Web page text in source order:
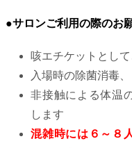
●サロンご利用の際のお
咳エチケットとし
入場時の除菌消毒
非接触による体温
します
混雑時には６～８